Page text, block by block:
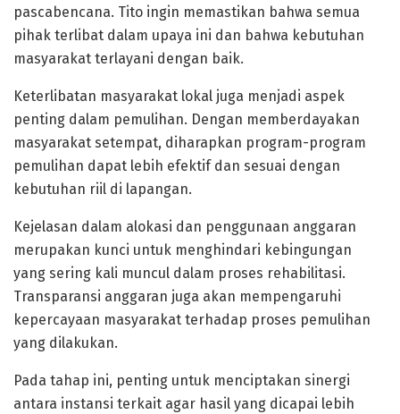
pascabencana. Tito ingin memastikan bahwa semua
pihak terlibat dalam upaya ini dan bahwa kebutuhan
masyarakat terlayani dengan baik.
Keterlibatan masyarakat lokal juga menjadi aspek
penting dalam pemulihan. Dengan memberdayakan
masyarakat setempat, diharapkan program-program
pemulihan dapat lebih efektif dan sesuai dengan
kebutuhan riil di lapangan.
Kejelasan dalam alokasi dan penggunaan anggaran
merupakan kunci untuk menghindari kebingungan
yang sering kali muncul dalam proses rehabilitasi.
Transparansi anggaran juga akan mempengaruhi
kepercayaan masyarakat terhadap proses pemulihan
yang dilakukan.
Pada tahap ini, penting untuk menciptakan sinergi
antara instansi terkait agar hasil yang dicapai lebih